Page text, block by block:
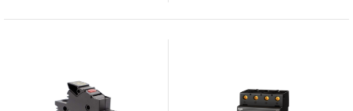
Dit
variaties.
Dit
variaties.